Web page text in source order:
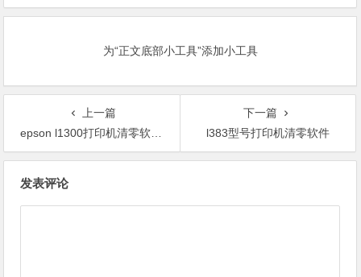
Loading或者卡LOGO
速解决问题
为“正文底部小工具”添加小工具
上一篇
epson l1300打印机清零软件下载
下一篇
l383型号打印机清零软件
发表评论